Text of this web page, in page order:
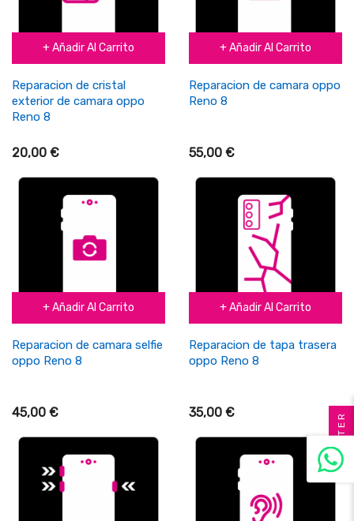
+ Añadir Al Carrito
Reparacion de cristal
exterior de camara oppo
Reno 8
20,00 €
+ Añadir Al Carrito
Reparacion de camara oppo
Reno 8
55,00 €
+ Añadir Al Carrito
Reparacion de camara selfie
oppo Reno 8
45,00 €
+ Añadir Al Carrito
Reparacion de tapa trasera
oppo Reno 8
35,00 € FILTER